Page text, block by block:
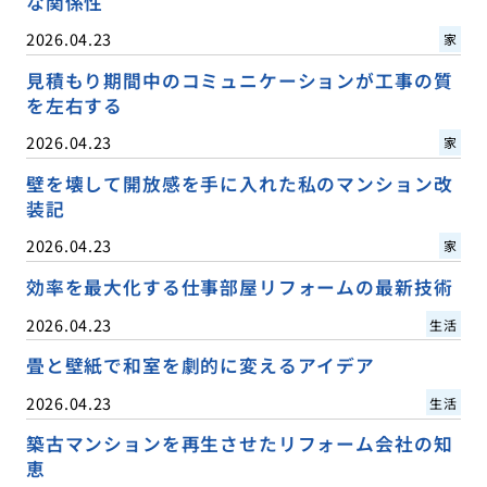
2026.04.23 家
見積もり期間中のコミュニケーションが工事の質
を左右する
2026.04.23 家
壁を壊して開放感を手に入れた私のマンション改
装記
2026.04.23 家
効率を最大化する仕事部屋リフォームの最新技術
2026.04.23 生活
畳と壁紙で和室を劇的に変えるアイデア
2026.04.23 生活
築古マンションを再生させたリフォーム会社の知
恵